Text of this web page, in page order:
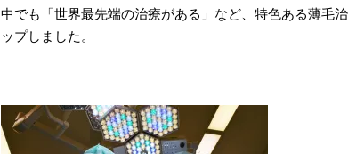
中でも「世界最先端の治療がある」など、特色ある薄毛
ップしました。